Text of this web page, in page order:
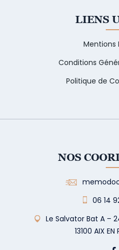
LIENS
Mentions
Conditions
Politique de
NOS
06 14
Le Salvator Bat A –
13100 AIX EN